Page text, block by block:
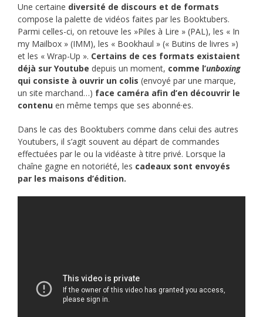
Une certaine diversité de discours et de formats
compose la palette de vidéos faites par les Booktubers.
Parmi celles-ci, on retouve les »Piles à Lire » (PAL), les « In
my Mailbox » (IMM), les « Bookhaul » (« Butins de livres »)
et les « Wrap-Up ». Certains de ces formats existaient
déjà sur Youtube depuis un moment, comme l’unboxing
qui consiste à ouvrir un colis (envoyé par une marque,
un site marchand…) face caméra afin d’en découvrir le
contenu en même temps que ses abonné·es.
Dans le cas des Booktubers comme dans celui des autres
Youtubers, il s’agit souvent au départ de commandes
effectuées par le ou la vidéaste à titre privé. Lorsque la
chaîne gagne en notoriété, les cadeaux sont envoyés
par les maisons d’édition.